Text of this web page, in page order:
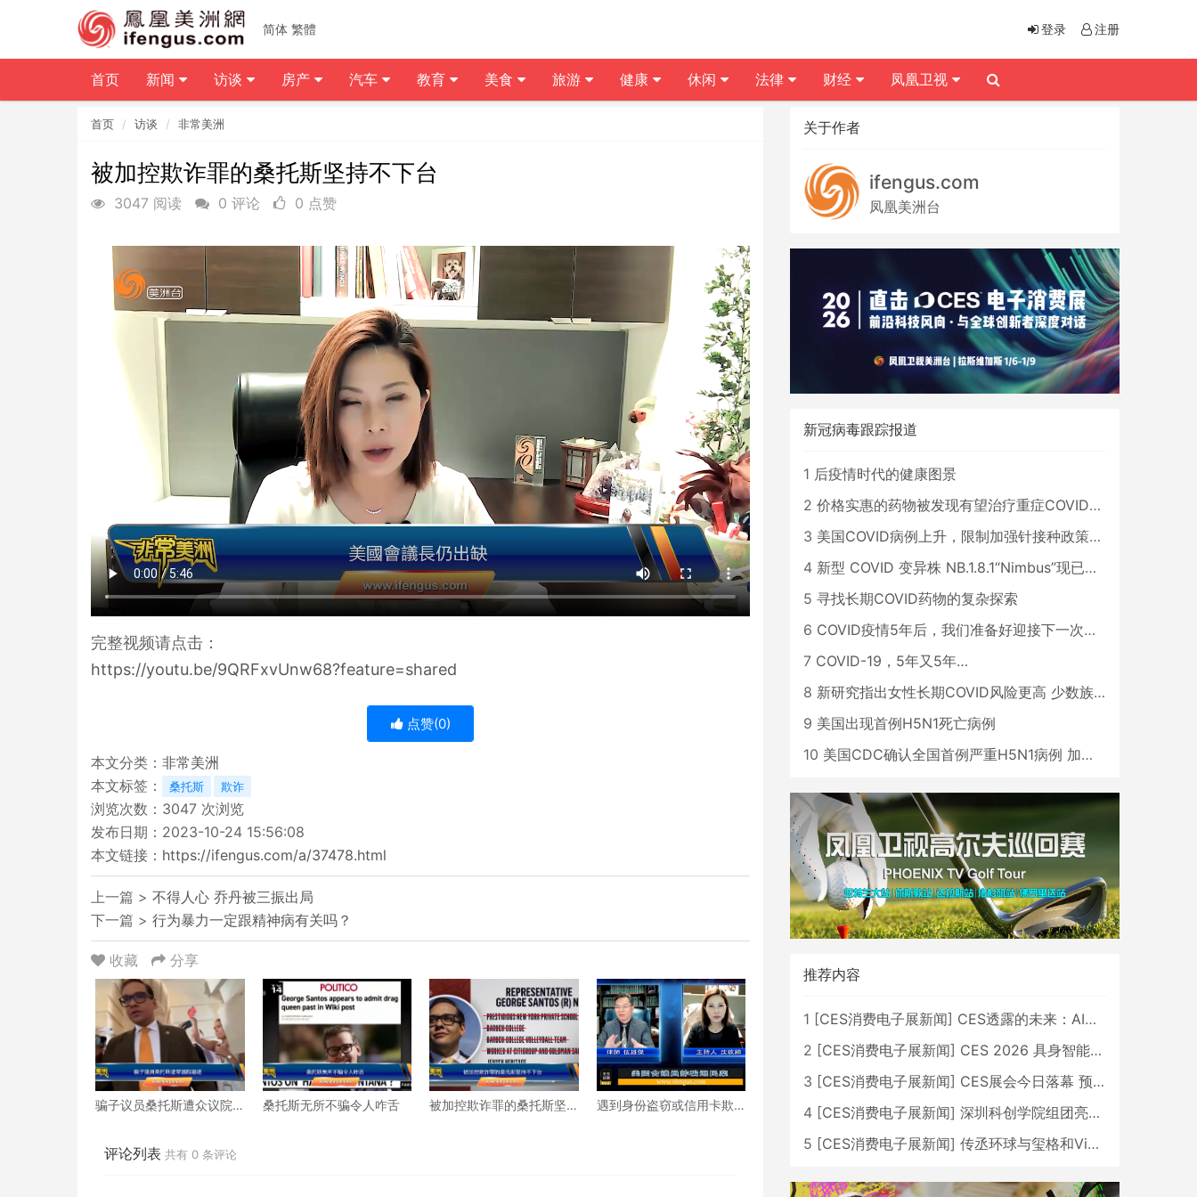
首页 访谈 非常美洲
被加控欺诈罪的桑托斯坚持不下台
3047 阅读 0 评论 0 点赞
完整视频请点击：
https://youtu.be/9QRFxvUnw68?feature=shared
点赞(0)
本文分类： 非常美洲
本文标签：
桑托斯 欺诈
浏览次数： 3047 次浏览
发布日期：2023-10-24 15:56:08
本文链接： https://ifengus.com/a/37478.html
上一篇 > 不得人心 乔丹被三振出局
下一篇 > 行为暴力一定跟精神病有关吗？
收藏 分享
骗子议员桑托斯遭众议院
桑托斯无所不骗令人咋舌
被加控欺诈罪的桑托斯坚
遇到身份盗窃或信用卡欺
评论列表 共有 0 条评论
关于作者
ifengus.com
凤凰美洲台
新冠病毒跟踪报道
1 后疫情时代的健康图景
2 价格实惠的药物被发现有望治疗重症COVID患者
3 美国COVID病例上升，限制加强针接种政策即将出台
4 新型 COVID 变异株 NB.1.8.1“Nimbus”现已在美国占据主导地位
5 寻找长期COVID药物的复杂探索
6 COVID疫情5年后，我们准备好迎接下一次大流行了吗？
7 COVID-19，5年又5年…
8 新研究指出女性长期COVID风险更高 少数族裔儿童存在差异
9 美国出现首例H5N1死亡病例
10 美国CDC确认全国首例严重H5N1病例 加州进入紧急状态
推荐内容
1 [CES消费电子展新闻] CES透露的未来：AI、机器人与智能生活大爆发
2 [CES消费电子展新闻] CES 2026 具身智能与创新领域 中国公司大放异彩
3 [CES消费电子展新闻] CES展会今日落幕 预计2026行业收入将超五千亿美元
4 [CES消费电子展新闻] 深圳科创学院组团亮相CES 广受好评
5 [CES消费电子展新闻] 传丞环球与玺格和VibeLens共同推出全新耳机
简体 繁體 登录 注册
首页 新闻 访谈 房产 汽车 教育 美食 旅游 健康 休闲 法律 财经 凤凰卫视